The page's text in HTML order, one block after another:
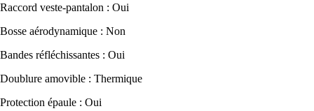
Raccord veste-pantalon : Oui
Bosse aérodynamique : Non
Bandes réfléchissantes : Oui
Doublure amovible : Thermique
Protection épaule : Oui